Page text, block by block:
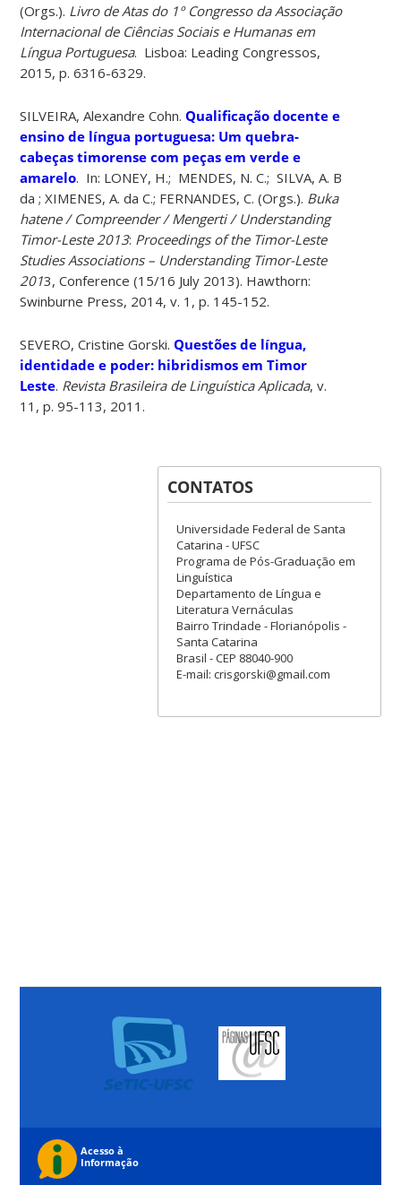
(Orgs.). Livro de Atas do 1º Congresso da Associação
Internacional de Ciências Sociais e Humanas em
Língua Portuguesa. Lisboa: Leading Congressos,
2015, p. 6316-6329.
SILVEIRA, Alexandre Cohn.Qualificação docente e
ensino de língua portuguesa: Um quebra-
cabeças timorense com peças em verde e
amarelo. In: LONEY, H.; MENDES, N. C.; SILVA, A. B
da ; XIMENES, A. da C.; FERNANDES, C. (Orgs.). Buka
hatene / Compreender / Mengerti / Understanding
Timor-Leste 2013: Proceedings of the Timor-Leste
Studies Associations – Understanding Timor-Leste
2013, Conference (15/16 July 2013). Hawthorn:
Swinburne Press, 2014, v. 1, p. 145-152.
SEVERO, Cristine Gorski.Questões de língua,
identidade e poder: hibridismos em Timor
Leste. Revista Brasileira de Linguística Aplicada, v.
11, p. 95-113, 2011.
CONTATOS
Universidade Federal de Santa
Catarina - UFSC
Programa de Pós-Graduação em
Linguística
Departamento de Língua e
Literatura Vernáculas
Bairro Trindade - Florianópolis -
Santa Catarina
Brasil - CEP 88040-900
E-mail: crisgorski@gmail.com